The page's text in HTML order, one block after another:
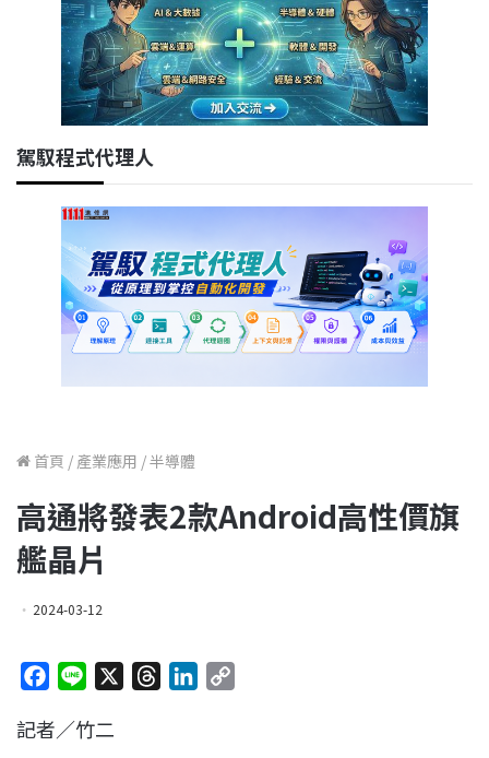
駕馭程式代理人